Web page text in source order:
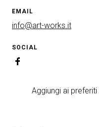
EMAIL
info@art-works.it
SOCIAL
Aggiungi ai preferiti